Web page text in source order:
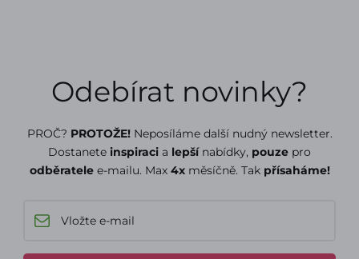
Odebírat novinky?
PROČ? PROTOŽE! Neposíláme další nudný newsletter.
Dostanete inspiraci a lepšínabídky, pouze pro
odběratelee-mailu. Max 4xměsíčně. Tak přísaháme!